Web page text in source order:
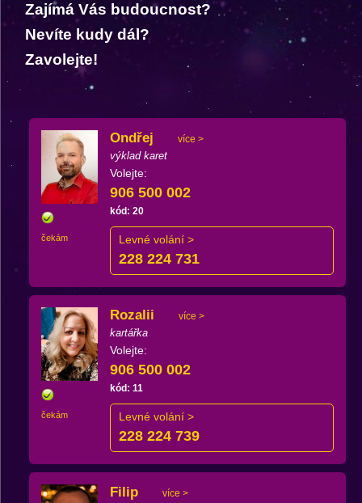
Zajímá Vás budoucnost?
Nevíte kudy dál?
Zavolejte!
čekám
Ondřej více >
výklad karet
Volejte:
906 500 002
kód: 20
Levné volání >
228 224 731
čekám
Rozalii více >
kartářka
Volejte:
906 500 002
kód: 11
Levné volání >
228 224 739
Filip více >